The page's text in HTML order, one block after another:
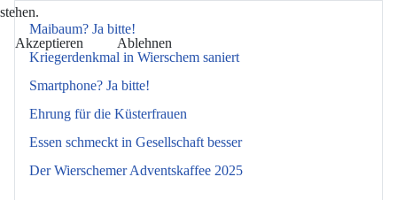
Maibaum? Ja bitte!
Kriegerdenkmal in Wierschem saniert
Smartphone? Ja bitte!
Ehrung für die Küsterfrauen
Essen schmeckt in Gesellschaft besser
Der Wierschemer Adventskaffee 2025
stehen.
Akzeptieren Ablehnen